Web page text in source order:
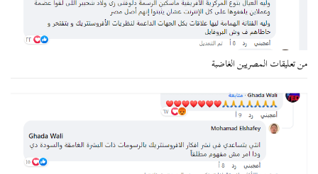
من تعليقات المصريين الغاضبة